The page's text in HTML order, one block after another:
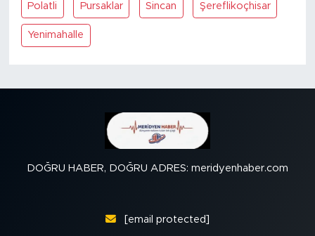
Polatli Pursaklar Sincan Şereflikoçhisar
Yenimahalle
DOĞRU HABER, DOĞRU ADRES: meridyenhaber.com
[email protected]
TARİH
SAĞLIK
MEDYA KÖŞESİ